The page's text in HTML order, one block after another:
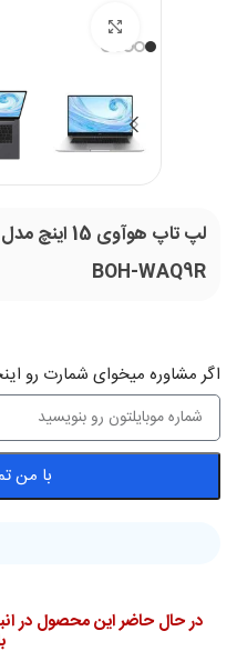
BOH-WAQ9R
اگر‌ مشاوره میخوای شمارت رو
با من
در حال حاضر این محصول در